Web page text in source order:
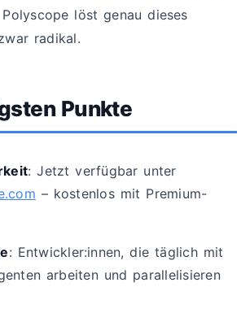
löst genau dieses
radikal.
Punkte
: Jetzt verfügbar unter
– kostenlos mit Premium-
: Entwickler:innen, die täglich mit
arbeiten und parallelisieren